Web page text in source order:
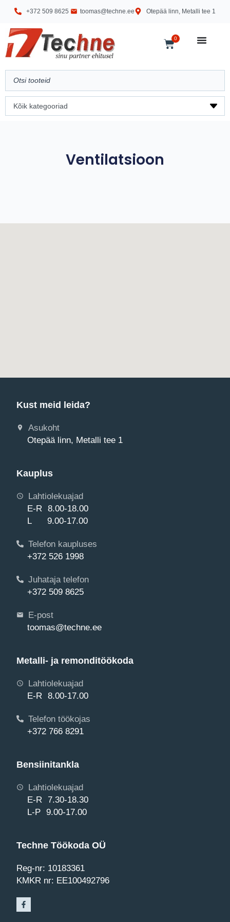
+372 509 8625 toomas@techne.ee Otepää linn, Metalli tee 1
0
Ventilatsioon
Kust meid leida?
Asukoht
Otepää linn, Metalli tee 1
Kauplus
Lahtiolekuajad
E-R 8.00-18.00
L 9.00-17.00
Telefon kaupluses
+372 526 1998
Juhataja telefon
+372 509 8625
E-post
toomas@techne.ee
Metalli- ja remonditöökoda
Lahtiolekuajad
E-R 8.00-17.00
Telefon töökojas
+372 766 8291
Bensiinitankla
Lahtiolekuajad
E-R 7.30-18.30
L-P 9.00-17.00
Techne Töökoda OÜ
Reg-nr: 10183361
KMKR nr: EE100492796